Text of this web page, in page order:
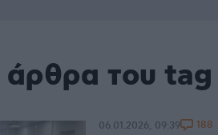
του tag
06.01.2026, 09:39 188